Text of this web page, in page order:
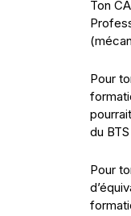
Ton
Pour
du
Pour